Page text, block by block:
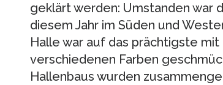
geklärt werden: Umstanden war
diesem Jahr im Süden und
Halle war auf das prächtigste
verschiedenen Farben
Hallenbaus wurden